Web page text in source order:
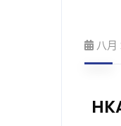
八月